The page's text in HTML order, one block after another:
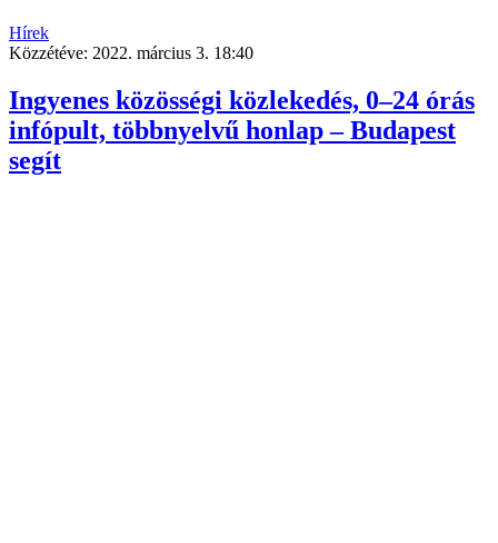
Hírek
Közzétéve: 2022. március 3. 18:40
Ingyenes közösségi közlekedés, 0–24 órás
infópult, többnyelvű honlap – Budapest
segít